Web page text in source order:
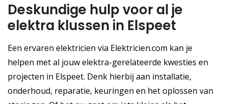
Deskundige hulp voor al je
elektra klussen in Elspeet
Een ervaren elektricien via Elektricien.com kan je
helpen met al jouw elektra-gerelateerde kwesties en
projecten in Elspeet. Denk hierbij aan installatie,
onderhoud, reparatie, keuringen en het oplossen van